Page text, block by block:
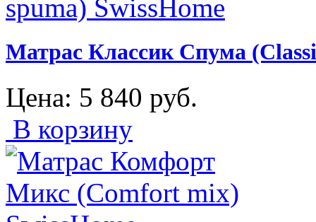
Матрас Классик Спума
Цена: 5 840 руб.
В корзину